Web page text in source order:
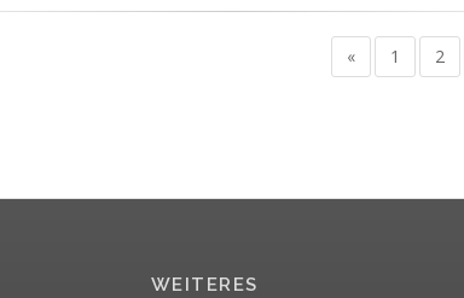
« 1 2
WEITERES